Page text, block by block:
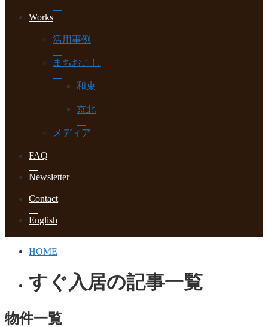
Works
活用事例
まちおこし
和束
京北
メディア
FAQ
Newsletter
Contact
English
HOME
すぐ入居の記事一覧
物件一覧